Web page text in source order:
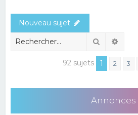
Nouveau sujet
Rechercher
92 sujets 1 2 3
Annonces